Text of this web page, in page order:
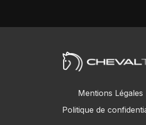
Mentions Légales
Politique de